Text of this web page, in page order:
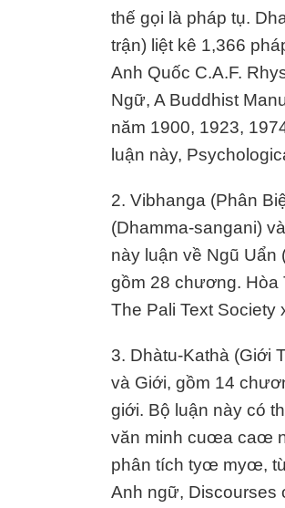
thế gọi là pháp tụ.
trận) liệt kê 1,366
Anh Quốc C.A.F.
Ngữ, A Buddhist
năm 1900, 1923,
luận này,
2. Vibhanga (Phân
(Dhamma-sangani)
này luận về Ngũ Uẩn
gồm 28 chương. Hòa
The Pali Text
3. Dhàtu-Kathà (Giới
và Giới, gồm 14
giới. Bộ luận này có
văn minh cuœa caœ
phân tích tyœ myœ,
Anh ngữ, Discourses